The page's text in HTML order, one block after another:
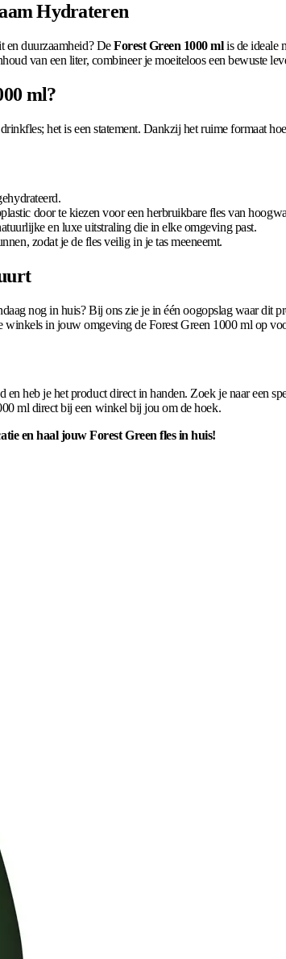
Hydrateren
en duurzaamheid? DeForest Green 1000 mlis de ideale
van een liter, combineer je moeiteloos een bewuste
ml?
het is een statement. Dankzij het ruime formaat
door te kiezen voor een herbruikbare fles van
en luxe uitstraling die in elke omgeving past.
zodat je de fles veilig in je tas meeneemt.
nog in huis? Bij ons zie je in één oogopslag waar
in jouw omgeving de Forest Green 1000 ml op
en heb je het product direct in handen. Zoek je naar
ml direct bij een winkel bij jou om de hoek.
en haal jouw Forest Green fles in huis!